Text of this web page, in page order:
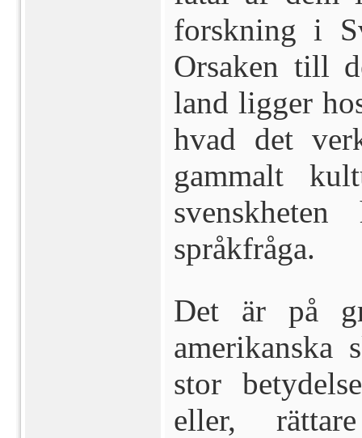
forskning i
Orsaken till
land ligger
hvad det
gammalt
språkfråga.
Det är på
amerikanska
stor
eller,